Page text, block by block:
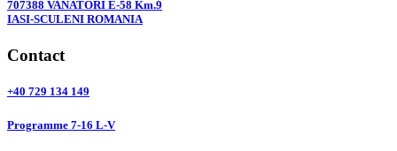
707388 VANATORI E-58 Km.9
IASI-SCULENI ROMANIA
Contact
+40 729 134 149
Programme 7-16 L-V